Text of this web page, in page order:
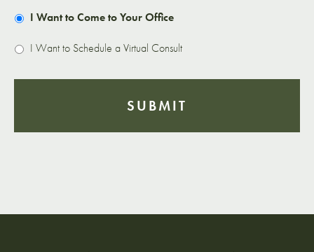
I Want to Come to Your Office
I Want to Schedule a Virtual Consult